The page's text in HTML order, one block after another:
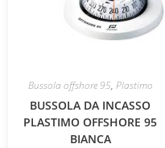
Bussola offshore 95, Plastimo
BUSSOLA DA INCASSO
PLASTIMO OFFSHORE 95
BIANCA